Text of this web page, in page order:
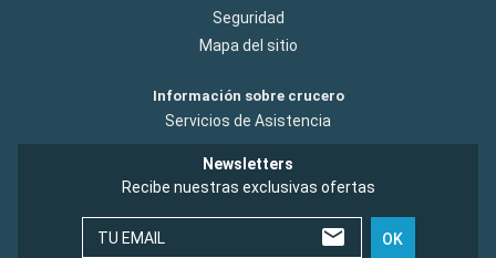
Seguridad
Mapa del sitio
Información sobre crucero
Servicios de Asistencia
Newsletters
Recibe nuestras exclusivas ofertas
TU EMAIL OK